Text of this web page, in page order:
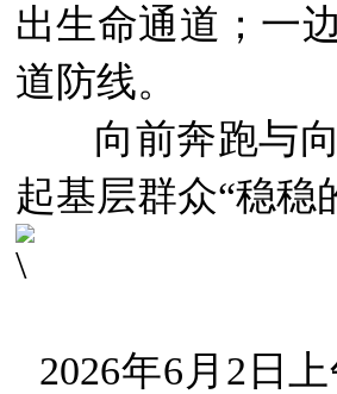
出生命通道；一
道防线。
向前奔跑与
起基层群众“稳稳
2026年6月2日